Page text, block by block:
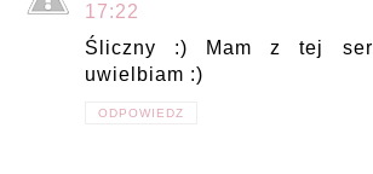
17:22
Śliczny :) Mam z tej
uwielbiam :)
ODPOWIEDZ